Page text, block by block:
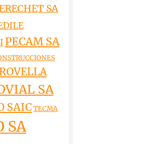
SA
PECAM SA
ROVELLA
SA
SAIC TECMA
SA